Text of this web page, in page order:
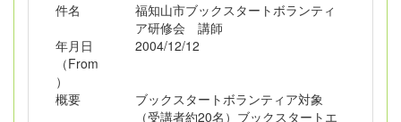
件名
福知山市ブックスタートボランティ
ア研修会 講師
年月日
（From
）
2004/12/12
概要
ブックスタートボランティア対象
（受講者約20名）ブックスタートエ